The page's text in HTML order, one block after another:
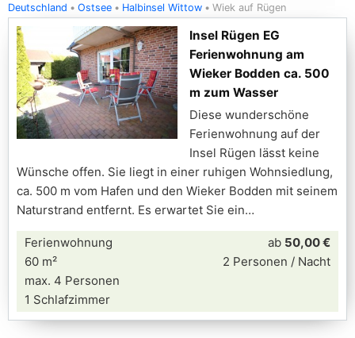
Deutschland Ostsee Halbinsel Wittow Wiek auf Rügen
Insel Rügen EG
Ferienwohnung am
Wieker Bodden ca. 500
m zum Wasser
Diese wunderschöne
Ferienwohnung auf der
Insel Rügen lässt keine
Wünsche offen. Sie liegt in einer ruhigen Wohnsiedlung,
ca. 500 m vom Hafen und den Wieker Bodden mit seinem
Naturstrand entfernt. Es erwartet Sie ein
Ferienwohnung
60 m²
max. 4 Personen
1 Schlafzimmer
ab 50,00 €
2 Personen / Nacht